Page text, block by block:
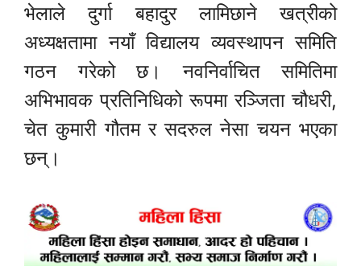
भेलाले दुर्गा बहादुर लामिछाने खत्रीको
अध्यक्षतामा नयाँ विद्यालय व्यवस्थापन समिति
गठन गरेको छ। नवनिर्वाचित समितिमा
अभिभावक प्रतिनिधिको रूपमा रञ्जिता चौधरी,
चेत कुमारी गौतम र सदरुल नेसा चयन भएका
छन्।